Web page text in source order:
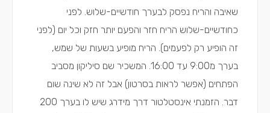
שאיבה והריח נפסק לבערך חודשיים-שלוש. לפני
כחודשיים-שלוש הריח חזר והפעם יותר חזק וכל יום (לפני
זה הופיע רק לפעמים). הריח מופיע בשעות של שמש,
בערך מ9:00 עד 16:00. המשכיר שם סיליקון מסביב
הפתחים (אפשר לראות בסרטון) אבל זה לא שינה שום
דבר. הזמנתי אינסטלטור דרך מידרג שיש לו בערך 200